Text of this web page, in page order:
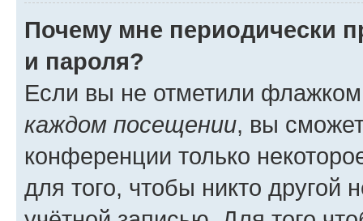
Почему мне периодически
и пароля?
Если вы не отметили
каждом посещении, вы
конференции только
для того, чтобы никто другой